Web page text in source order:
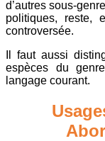
d’autres sous-
politiques, reste,
controversée.
Il faut aussi
espèces du
langage courant.